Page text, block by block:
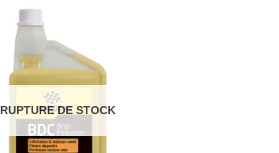
RUPTURE DE STOCK